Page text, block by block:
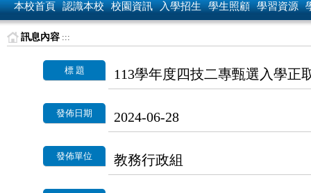
本校首頁 認識本校 校園資訊 入學招生 學生照顧 學習資源
訊息內容 :::
標 題 113學年度四技二專甄選入學正
發佈日期 2024-06-28
發佈單位 教務行政組